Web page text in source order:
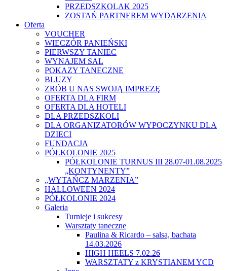
PRZEDSZKOLAK 2025
ZOSTAŃ PARTNEREM WYDARZENIA
Oferta
VOUCHER
WIECZÓR PANIEŃSKI
PIERWSZY TANIEC
WYNAJEM SAL
POKAZY TANECZNE
BLUZY
ZRÓB U NAS SWOJĄ IMPREZĘ
OFERTA DLA FIRM
OFERTA DLA HOTELI
DLA PRZEDSZKOLI
DLA ORGANIZATORÓW WYPOCZYNKU DLA
DZIECI
FUNDACJA
PÓŁKOLONIE 2025
PÓŁKOLONIE TURNUS III 28.07-01.08.2025
„KONTYNENTY”
„WYTAŃCZ MARZENIA”
HALLOWEEN 2024
PÓŁKOLONIE 2024
Galeria
Turnieje i sukcesy
Warsztaty taneczne
Paulina & Ricardo – salsa, bachata
14.03.2026
HIGH HEELS 7.02.26
WARSZTATY z KRYSTIANEM YCD